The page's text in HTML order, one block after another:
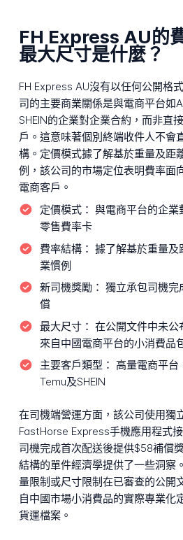
FH Express AU的
最大尺寸是什麼？
FH Express AU沒有以任何公開格
司的主要商業關係是與電商平台如
SHEIN的企業對企業合約，而非直
戶。這意味著個別終端收件人不會
構。定價模式據了解基於重量及距
例，該公司的市場定位表明費率面
電商客戶。
定價模式： 與電商平台的企業
零售費率卡
費率結構： 據了解基於重量及
業慣例
新司機獎勵： 獨立承包司機
償
最大尺寸： 在公開文件中未公
來自中國電商平台的小消費品
主要客戶類型： 高量電商平台
Temu及SHEIN
在司機端營運方面，該公司使用獨
FastHorse Express手機應用程式
司機完成首次配送後提供$58補償
結構的單件經濟學提供了一些洞察
量限制或尺寸限制在已審查的公開
自中國市場小消費品的實際專業化
貨運檔案。